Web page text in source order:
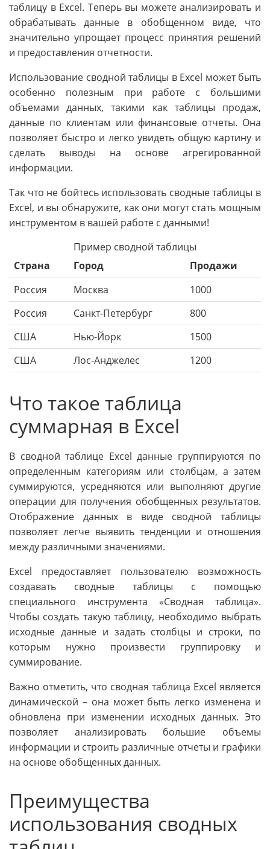
таблицу в Excel. Теперь вы можете анализировать и
обрабатывать данные в обобщенном виде, что
значительно упрощает процесс принятия решений
и предоставления отчетности.
Использование сводной таблицы в Excel может быть
особенно полезным при работе с большими
объемами данных, такими как таблицы продаж,
данные по клиентам или финансовые отчеты. Она
позволяет быстро и легко увидеть общую картину и
сделать выводы на основе агрегированной
информации.
Так что не бойтесь использовать сводные таблицы в
Excel, и вы обнаружите, как они могут стать мощным
инструментом в вашей работе с данными!
Пример сводной таблицы
Страна
Город
Продажи
Россия
Москва
1000
Россия
Санкт-Петербург
800
США
Нью-Йорк
1500
США
Лос-Анджелес 1200
Что такое таблица
суммарная в Excel
В сводной таблице Excel данные группируются по
определенным категориям или столбцам, а затем
суммируются, усредняются или выполняют другие
операции для получения обобщенных результатов.
Отображение данных в виде сводной таблицы
позволяет легче выявить тенденции и отношения
между различными значениями.
Excel предоставляет пользователю возможность
создавать сводные таблицы с помощью
специального инструмента «Сводная таблица».
Чтобы создать такую таблицу, необходимо выбрать
исходные данные и задать столбцы и строки, по
которым нужно произвести группировку и
суммирование.
Важно отметить, что сводная таблица Excel является
динамической – она может быть легко изменена и
обновлена при изменении исходных данных. Это
позволяет анализировать большие объемы
информации и строить различные отчеты и графики
на основе обобщенных данных.
Преимущества
использования сводных